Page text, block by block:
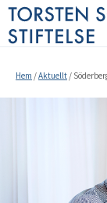
Hem /Aktuellt /